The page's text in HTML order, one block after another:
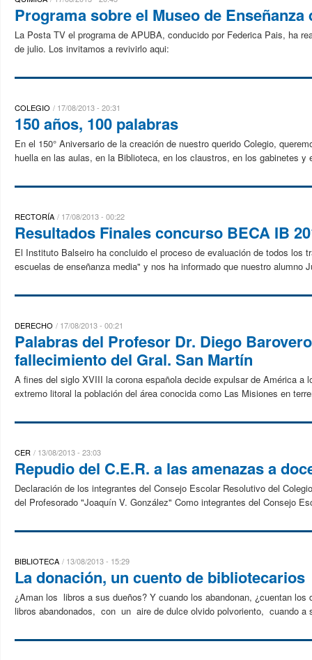
Programa sobre el Museo de Enseñanza
La Posta TV el programa de APUBA, conducido por Federica Pais, ha
de julio. Los invitamos a revivirlo aqui:
COLEGIO 17/08/2013 - 20:31
150 años, 100 palabras
En el 150° Aniversario de la creación de nuestro querido Colegio,
huella en las aulas, en la Biblioteca, en los claustros, en los gabinetes y
RECTORÍA 17/08/2013 - 00:22
Resultados Finales concurso BECA IB
El Instituto Balseiro ha concluido el proceso de evaluación de todos los
escuelas de enseñanza media" y nos ha informado que nuestro alumno
DERECHO 17/08/2013 - 00:21
Palabras del Profesor Dr. Diego
fallecimiento del Gral. San Martín
A fines del siglo XVIII la corona española decide expulsar de América
extremo litoral la población del área conocida como Las Misiones en
CER 13/08/2013 - 23:03
Repudio del C.E.R. a las amenazas a
Declaración de los integrantes del Consejo Escolar Resolutivo del
del Profesorado "Joaquín V. González" Como integrantes del Consejo
BIBLIOTECA 13/08/2013 - 15:29
La donación, un cuento de bibliotecarios
¿Aman los libros a sus dueños? Y cuando los abandonan, ¿cuentan
libros abandonados, con un aire de dulce olvido polvoriento, cuando